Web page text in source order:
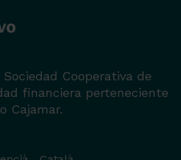
Cooperativa de
financiera perteneciente
Cajamar.